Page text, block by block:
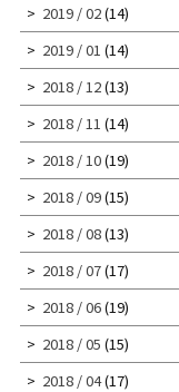
2019 / 02(14)
2019 / 01 (14)
2018 / 12(13)
2018 / 11 (14)
2018 / 10(19)
2018 / 09(15)
2018 / 08(13)
2018 / 07(17)
2018 / 06(19)
2018 / 05 (15)
2018 / 04(17)